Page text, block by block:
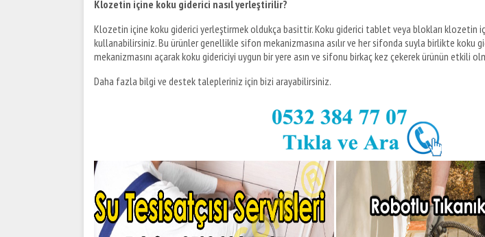
Klozetin içine koku giderici nasıl yerleştirilir?
Klozetin içine koku giderici yerleştirmek oldukça basittir. Koku giderici tablet veya blokları klozetin
kullanabilirsiniz. Bu ürünler genellikle sifon mekanizmasına asılır ve her sifonda suyla birlikte koku
mekanizmasını açarak koku gidericiyi uygun bir yere asın ve sifonu birkaç kez çekerek ürünün etkili
Daha fazla bilgi ve destek talepleriniz için bizi arayabilirsiniz.